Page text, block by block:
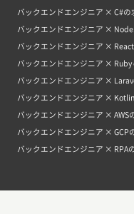
す。 バックエンドエンジニア
礎を学びます。その後、サー
タベースの構築や運用、API
ェース）の作成などの専門的
可能です。
Q. 一般的なバックエンドエン
求められますか?
（Laravel、Ruby on Rails、
バックエンドエンジニア × C#の
バックエンドエンジニア ×
バックエンドエンジニア ×
バックエンドエンジニア × Ruby
バックエンドエンジニア ×
バックエンドエンジニア ×
バックエンドエンジニア × AWS
バックエンドエンジニア × GCP
バックエンドエンジニア × RPA